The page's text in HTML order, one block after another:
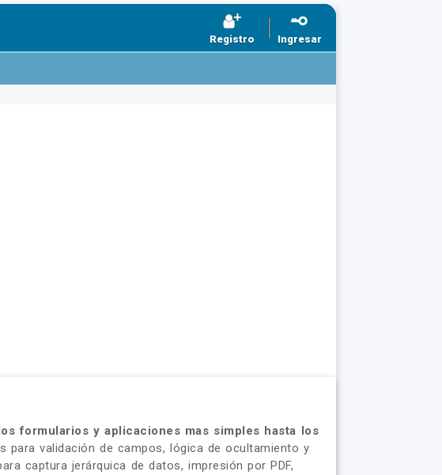
Registro Ingresar
formularios y aplicaciones mas simples hasta los
validación de campos, lógica de ocultamiento y
captura jerárquica de datos, impresión por PDF,